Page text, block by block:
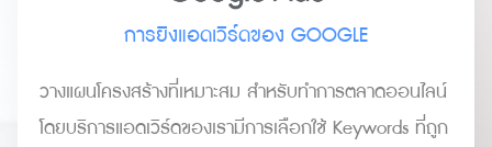
การยิงแอดเวิร์ดของ GOOGLE
วางแผนโครงสร้างที่เหมาะสม สำหรับทำการตลาดออนไลน์
โดยบริการแอดเวิร์ดของเรามีการเลือกใช้ Keywords ที่ถูก